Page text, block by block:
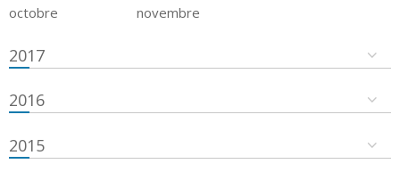
octobre
novembre
2017
2016
2015